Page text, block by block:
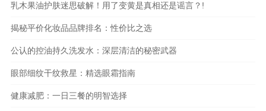
乳木果油护肤迷思破解！用了变黄是真相还是谣言？!
揭秘平价化妆品品牌排名：性价比之选
公认的控油持久洗发水：深层清洁的秘密武器
眼部细纹干纹救星：精选眼霜指南
健康减肥：一日三餐的明智选择